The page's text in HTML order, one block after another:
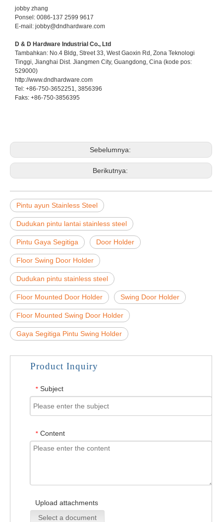
jobby zhang
Ponsel: 0086-137 2599 9617
E-mail: jobby@dndhardware.com
D & D Hardware Industrial Co., Ltd
Tambahkan: No.4 Bldg, Street 33, West Gaoxin Rd, Zona Teknologi
Tinggi, Jianghai Dist. Jiangmen City, Guangdong, Cina (kode pos:
529000)
http://www.dndhardware.com
Tel: +86-750-3652251, 3856396
Faks: +86-750-3856395
Sebelumnya:
Berikutnya:
Pintu ayun Stainless Steel
Dudukan pintu lantai stainless steel
Pintu Gaya Segitiga Door Holder
Floor Swing Door Holder
Dudukan pintu stainless steel
Floor Mounted Door Holder Swing Door Holder
Floor Mounted Swing Door Holder
Gaya Segitiga Pintu Swing Holder
Product Inquiry
* Subject
* Content
Upload attachments
Select a document